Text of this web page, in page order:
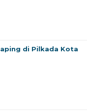
di Pilkada Kota